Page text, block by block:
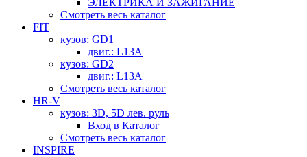
ЭЛЕКТРИКА И ЗАЖИГАНИЕ
Смотреть весь каталог
FIT
кузов: GD1
двиг.: L13A
кузов: GD2
двиг.: L13A
Смотреть весь каталог
HR-V
кузов: 3D, 5D лев. руль
Вход в Каталог
Смотреть весь каталог
INSPIRE